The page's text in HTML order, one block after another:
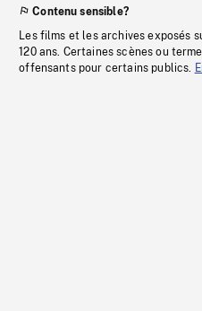
Contenu sensible?
Les films et les archives exposés
120 ans. Certaines scènes ou
offensants pour certains publics.